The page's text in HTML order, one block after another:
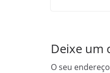
Deixe um
O seu